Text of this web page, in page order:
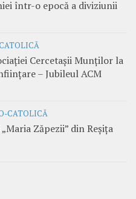
într-o epocă a diviziunii
Cercetașii Munților la
– Jubileul ACM
CATOLICĂ
Zăpezii” din Reșița